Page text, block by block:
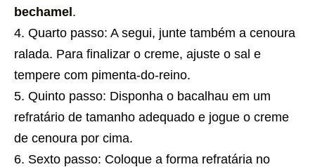
bechamel.
Quarto passo: A segui, junte também a cenoura
ralada. Para finalizar o creme, ajuste o sal e
tempere com pimenta-do-reino.
Quinto passo: Disponha o bacalhau em um
refratário de tamanho adequado e jogue o creme
de cenoura por cima.
Sexto passo: Coloque a forma refratária no